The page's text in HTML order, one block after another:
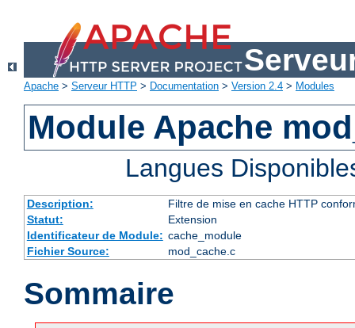
Apache > Serveur HTTP > Documentation > Version 2.4 > Modules
Module Apache
Langues
Description:
Filtre de mise en cache HTTP
Statut:
Extension
Identificateur de Module: cache_module
Fichier Source:
mod_cache.c
Sommaire